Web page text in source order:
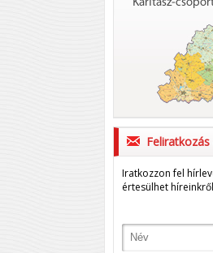
Iratkozzon fel
értesülhet